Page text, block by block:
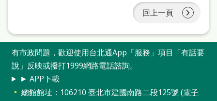
入
市
圖
網
回上一頁
有市政問題，歡迎使用台北通App「服務」項目「有話要
說」反映或撥打1999網路電話諮詢。
► APP下載
總館館址：106210 臺北市建國南路二段125號 (電子